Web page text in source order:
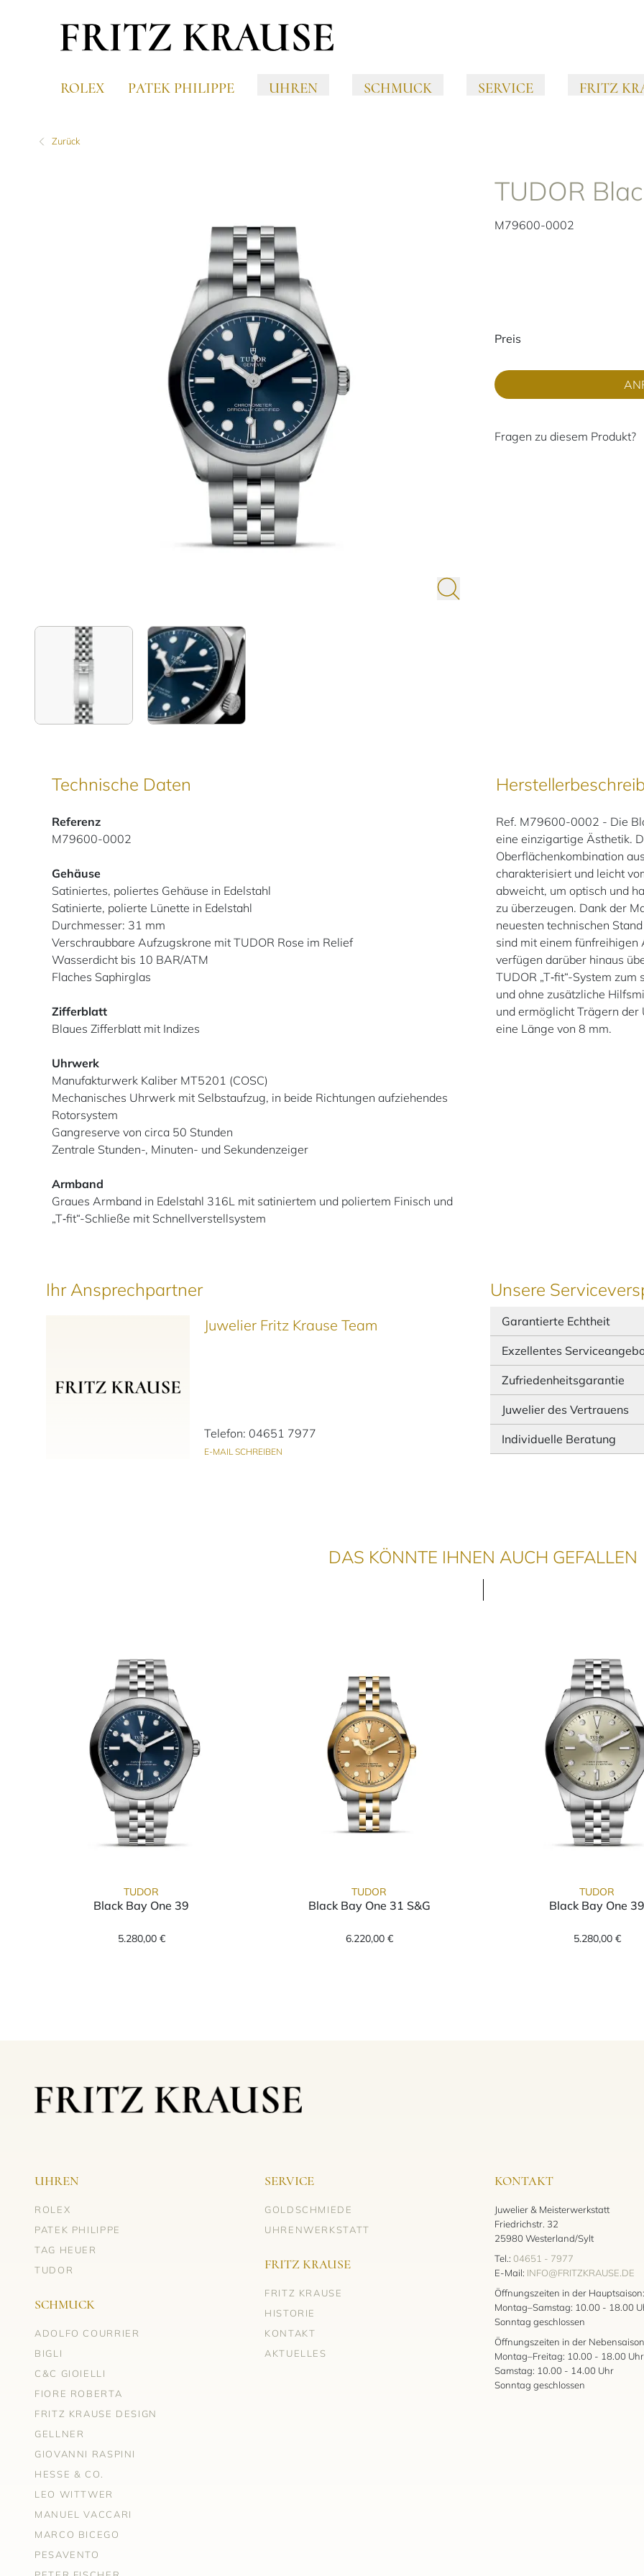
ROLEX PATEK PHILIPPE UHREN SCHMUCK SERVICE FRITZ
Zurück
TUDOR
M79600-0002
Preis
Fragen zu diesem Produkt?
Technische Daten
Referenz
M79600-0002
Gehäuse
Satiniertes, poliertes Gehäuse in Edelstahl
Satinierte, polierte Lünette in Edelstahl
Durchmesser: 31 mm
Verschraubbare Aufzugskrone mit TUDOR Rose im Relief
Wasserdicht bis 10 BAR/ATM
Flaches Saphirglas
Zifferblatt
Blaues Zifferblatt mit Indizes
Uhrwerk
Manufakturwerk Kaliber MT5201 (COSC)
Mechanisches Uhrwerk mit Selbstaufzug, in beide Richtungen aufziehendes
Rotorsystem
Gangreserve von circa 50 Stunden
Zentrale Stunden-, Minuten- und Sekundenzeiger
Armband
Graues Armband in Edelstahl 316L mit satiniertem und poliertem Finisch und
„T‑fit“-Schließe mit Schnellverstellsystem
Ref. M79600-0002 - Die
eine einzigartige Ästhetik.
Oberflächen­kombination
charakterisiert und leicht
abweicht, um optisch und
zu überzeugen. Dank der
neuesten technischen
sind mit einem fünfreihigen
verfügen darüber hinaus
TUDOR „T‑fit“-System
und ohne zusätzliche
und ermöglicht Trägern
eine Länge von 8 mm.
Ihr Ansprechpartner
Juwelier Fritz Krause Team
Telefon: 04651 7977
E-MAIL SCHREIBEN
Unsere
Garantierte Echtheit
Exzellentes
Zufriedenheitsgarantie
Juwelier des Vertrauens
Individuelle Beratung
DAS KÖNNTE IHNEN AUCH GEFALLEN
TUDOR
Black Bay One 39
5.280,00 €
TUDOR
Black Bay One 31 S&G
6.220,00 €
TUDOR
Black Bay One 39
5.280,00 €
UHREN
ROLEX
PATEK PHILIPPE
TAG HEUER
TUDOR
SCHMUCK
ADOLFO COURRIER
BIGLI
C&C GIOIELLI
FIORE ROBERTA
FRITZ KRAUSE DESIGN
GELLNER
GIOVANNI RASPINI
HESSE & CO.
LEO WITTWER
MANUEL VACCARI
MARCO BICEGO
PESAVENTO
SERVICE
GOLDSCHMIEDE
UHRENWERKSTATT
FRITZ KRAUSE
FRITZ KRAUSE
HISTORIE
KONTAKT
AKTUELLES
KONTAKT
Juwelier & Meisterwerkstatt
Friedrichstr. 32
25980 Westerland/Sylt
Tel.: 04651 - 7977
E-Mail: INFO@FRITZKRAUSE.DE
Öffnungszeiten in der Hauptsaison:
Montag–Samstag: 10.00 - 18.00
Sonntag geschlossen
Öffnungszeiten in der
Montag–Freitag: 10.00 - 18.00 Uhr
Samstag: 10.00 - 14.00 Uhr
Sonntag geschlossen